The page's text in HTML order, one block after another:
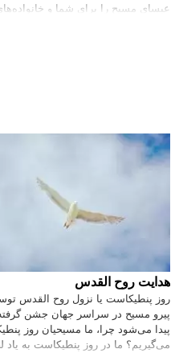
عیسای مسیح را برای شما و
هدایت روح القدس
روز پنطیکاست یا نزول روح القدس
پیرو مسیح در سراسر جهان جشن
پیدا می‌شود چرا، ما مسیحیان روز
می‌گیریم؟ ما در روز پنطیکاست به یاد